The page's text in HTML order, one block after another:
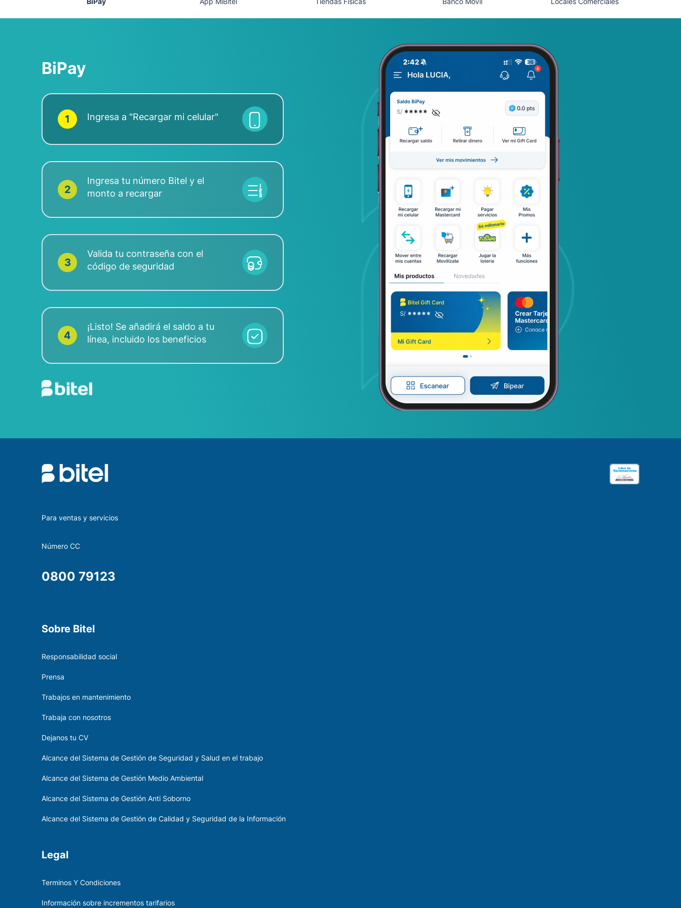
BiPay
1 Ingresa a "Recargar mi celular"
2
Ingresa tu número Bitel y el
monto a recargar
3
Valida tu contraseña con el
código de seguridad
4
¡Listo! Se añadirá el saldo a tu
línea, incluido los beneficios
Para ventas y servicios
Número CC
0800 79123
Sobre Bitel
Responsabilidad social
Prensa
Trabajos en mantenimiento
Trabaja con nosotros
Dejanos tu CV
Alcance del Sistema de Gestión de Seguridad y Salud en el trabajo
Alcance del Sistema de Gestión Medio Ambiental
Alcance del Sistema de Gestión Anti Soborno
Alcance del Sistema de Gestión de Calidad y Seguridad de la Información
Legal
Terminos Y Condiciones
Información sobre incrementos tarifarios